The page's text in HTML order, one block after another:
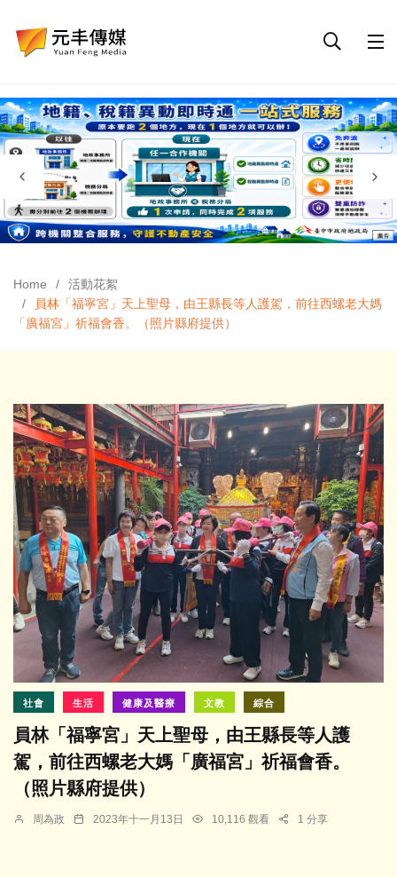
Home
活動花絮
員林「福寧宮」天上聖母，由王縣長等人護駕，前往西螺老大媽
「廣福宮」祈福會香。（照片縣府提供）
社會 生活 健康及醫療 文教 綜合
員林「福寧宮」天上聖母，由王縣長等人護
駕，前往西螺老大媽「廣福宮」祈福會香。
（照片縣府提供）
周為政 2023年十一月13日 10,116 觀看 1 分享